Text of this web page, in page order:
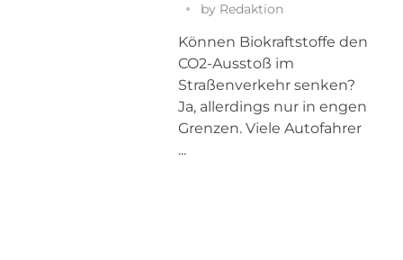
by Redaktion
Können Biokraftstoffe den
CO2-Ausstoß im
Straßenverkehr senken?
Ja, allerdings nur in engen
Grenzen. Viele Autofahrer
...